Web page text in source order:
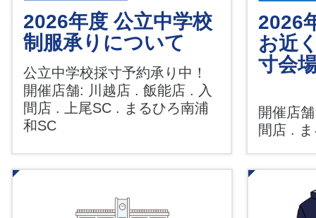
2026年度 公立中学校
制服承りについて
公立中学校採寸予約承り中！
開催店舗: 川越店 . 飯能店 . 入
間店 . 上尾SC . まるひろ南浦
和SC
2026
お近
寸会
開催店
間店 .